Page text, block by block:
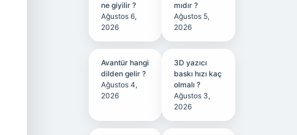
ne giyilir ?
Ağustos 6,
2026
mıdır ?
Ağustos 5,
2026
Avantür hangi
dilden gelir ?
Ağustos 4,
2026
3D yazıcı
baskı hızı kaç
olmalı ?
Ağustos 3,
2026